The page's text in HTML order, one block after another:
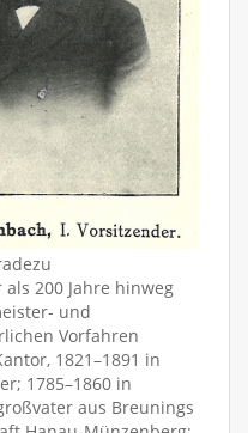
200 Jahre hinweg
und
Vorfahren
1821–1891 in
1785–1860 in
aus Breunings